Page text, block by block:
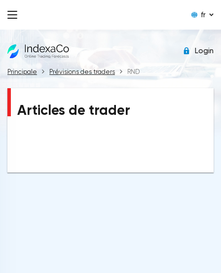
fr
Login
Principale Prévisions des traders RND
Articles de trader